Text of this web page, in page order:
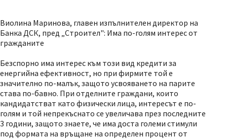
Виолина Маринова, главен изпълнителен директор на
Банка ДСК, пред „Строител": Има по-голям интерес от
гражданите
Безспорно има интерес към този вид кредити за
енергийна ефективност, но при фирмите той е
значително по-малък, защото усвояването на парите
става по-бавно. При отделните граждани, които
кандидатстват като физически лица, интересът е по-
голям и той непрекъснато се увеличава през последните
3 години, защото знаете, че има доста големи стимули
под формата на връщане на определен процент от